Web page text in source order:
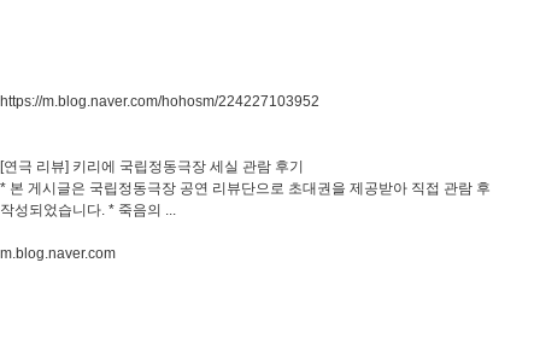
https://m.blog.naver.com/hohosm/224227103952
[연극 리뷰] 키리에 국립정동극장 세실 관람 후기
* 본 게시글은 국립정동극장 공연 리뷰단으로 초대권을 제공받아 직접 관람 후
작성되었습니다. * 죽음의 ...
m.blog.naver.com